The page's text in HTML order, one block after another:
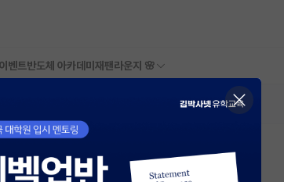
이벤트반도체 아카데미 재팬라운지 🌸